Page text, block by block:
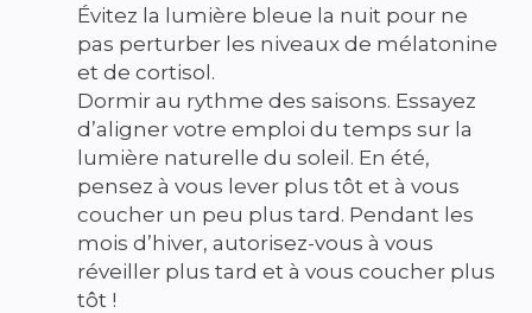
Évitez la lumière bleue la nuit pour ne
pas perturber les niveaux de mélatonine
et de cortisol.
Dormir au rythme des saisons. Essayez
d’aligner votre emploi du temps sur la
lumière naturelle du soleil. En été,
pensez à vous lever plus tôt et à vous
coucher un peu plus tard. Pendant les
mois d’hiver, autorisez-vous à vous
réveiller plus tard et à vous coucher plus
tôt !